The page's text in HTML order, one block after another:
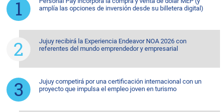
amplía las opciones de inversión desde su billetera digital)
Jujuy recibirá la Experiencia Endeavor NOA 2026 con
referentes del mundo emprendedor y empresarial
Jujuy competirá por una certificación internacional con un
proyecto que impulsa el empleo joven en turismo